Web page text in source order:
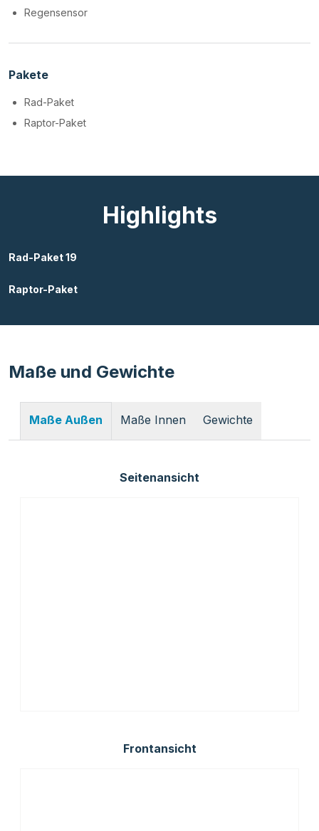
Regensensor
Pakete
Rad-Paket
Raptor-Paket
Highlights
Rad-Paket 19
Raptor-Paket
Maße und Gewichte
Maße Außen Maße Innen Gewichte
Seitenansicht
Frontansicht